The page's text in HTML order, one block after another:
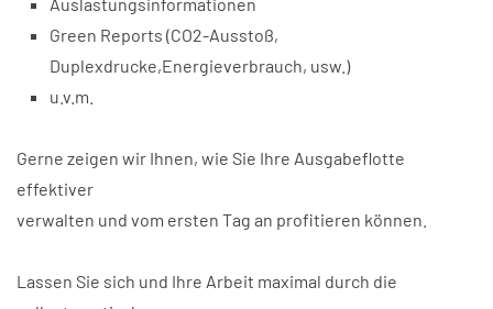
Green Reports (CO2-Ausstoß,
Duplexdrucke,Energieverbrauch, usw.)
u.v.m.
Gerne zeigen wir Ihnen, wie Sie Ihre Ausgabeflotte
effektiver
verwalten und vom ersten Tag an profitieren können.
Lassen Sie sich und Ihre Arbeit maximal durch die